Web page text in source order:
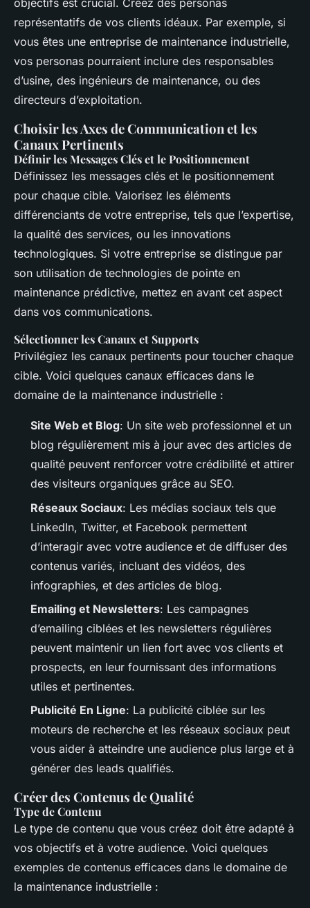
objectifs est crucial. Créez des personas
représentatifs de vos clients idéaux. Par exemple, si
vous êtes une entreprise de maintenance industrielle,
vos personas pourraient inclure des responsables
d’usine, des ingénieurs de maintenance, ou des
directeurs d’exploitation.
Choisir les Axes de Communication et les
Canaux Pertinents
Définir les Messages Clés et le Positionnement
Définissez les messages clés et le positionnement
pour chaque cible. Valorisez les éléments
différenciants de votre entreprise, tels que l’expertise,
la qualité des services, ou les innovations
technologiques. Si votre entreprise se distingue par
son utilisation de technologies de pointe en
maintenance prédictive, mettez en avant cet aspect
dans vos communications.
Sélectionner les Canaux et Supports
Privilégiez les canaux pertinents pour toucher chaque
cible. Voici quelques canaux efficaces dans le
domaine de la maintenance industrielle :
Site Web et Blog: Un site web professionnel et un
blog régulièrement mis à jour avec des articles de
qualité peuvent renforcer votre crédibilité et attirer
des visiteurs organiques grâce au SEO.
Réseaux Sociaux: Les médias sociaux tels que
LinkedIn, Twitter, et Facebook permettent
d’interagir avec votre audience et de diffuser des
contenus variés, incluant des vidéos, des
infographies, et des articles de blog.
Emailing et Newsletters: Les campagnes
d’emailing ciblées et les newsletters régulières
peuvent maintenir un lien fort avec vos clients et
prospects, en leur fournissant des informations
utiles et pertinentes.
Publicité En Ligne: La publicité ciblée sur les
moteurs de recherche et les réseaux sociaux peut
vous aider à atteindre une audience plus large et à
générer des leads qualifiés.
Créer des Contenus de Qualité
Type de Contenu
Le type de contenu que vous créez doit être adapté à
vos objectifs et à votre audience. Voici quelques
exemples de contenus efficaces dans le domaine de
la maintenance industrielle :